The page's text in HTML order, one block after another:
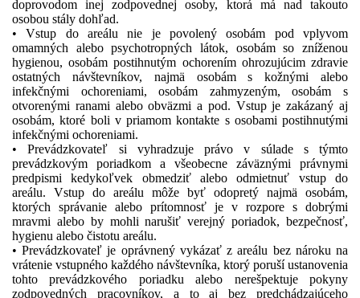
doprovodom inej zodpovednej osoby, ktorá má nad takouto
osobou stály dohľad.
• Vstup do areálu nie je povolený osobám pod vplyvom
omamných alebo psychotropných látok, osobám so zníženou
hygienou, osobám postihnutým ochorením ohrozujúcim zdravie
ostatných návštevníkov, najmä osobám s kožnými alebo
infekčnými ochoreniami, osobám zahmyzeným, osobám s
otvorenými ranami alebo obväzmi a pod. Vstup je zakázaný aj
osobám, ktoré boli v priamom kontakte s osobami postihnutými
infekčnými ochoreniami.
• Prevádzkovateľ si vyhradzuje právo v súlade s týmto
prevádzkovým poriadkom a všeobecne záväznými právnymi
predpismi kedykoľvek obmedziť alebo odmietnuť vstup do
areálu. Vstup do areálu môže byť odopretý najmä osobám,
ktorých správanie alebo prítomnosť je v rozpore s dobrými
mravmi alebo by mohli narušiť verejný poriadok, bezpečnosť,
hygienu alebo čistotu areálu.
• Prevádzkovateľ je oprávnený vykázať z areálu bez nároku na
vrátenie vstupného každého návštevníka, ktorý poruší ustanovenia
tohto prevádzkového poriadku alebo nerešpektuje pokyny
zodpovedných pracovníkov, a to aj bez predchádzajúceho